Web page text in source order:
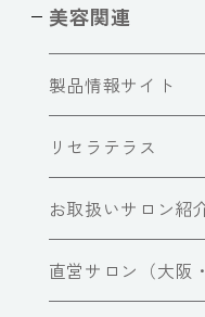
美容関連
製品情報サイト
リセラテラス
お取扱いサロン紹
直営サロン（大阪